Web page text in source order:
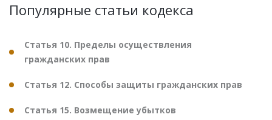
Популярные статьи кодекса
Статья 10. Пределы осуществления
гражданских прав
Статья 12. Способы защиты гражданских прав
Статья 15. Возмещение убытков